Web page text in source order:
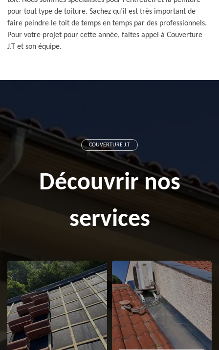
pour tout type de toiture. Sachez qu’il est très important de
faire peindre le toit de temps en temps par des professionnels.
Pour votre projet pour cette année, faites appel à Couverture
J.T et son équipe.
COUVERTURE J.T
Découvrir nos
services